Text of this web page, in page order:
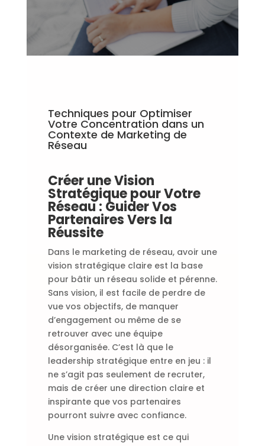
Techniques pour Optimiser
Votre Concentration dans un
Contexte de Marketing de
Réseau
Créer une Vision
Stratégique pour Votre
Réseau : Guider Vos
Partenaires Vers la
Réussite
Dans le marketing de réseau, avoir une
vision stratégique claire est la base
pour bâtir un réseau solide et pérenne.
Sans vision, il est facile de perdre de
vue vos objectifs, de manquer
d’engagement ou même de se
retrouver avec une équipe
désorganisée. C’est là que le
leadership stratégique entre en jeu : il
ne s’agit pas seulement de recruter,
mais de créer une direction claire et
inspirante que vos partenaires
pourront suivre avec confiance.
Une vision stratégique est ce qui